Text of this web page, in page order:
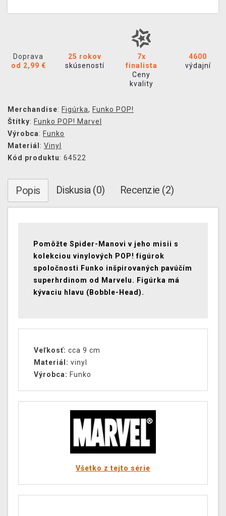
Doprava
od 2,99 €
25 rokov
skúseností
7x
finalista
Ceny
kvality
4600
výdajní
Merchandise: Figúrka, Funko POP!
Štítky: Funko POP! Marvel
Výrobca: Funko
Materiál : Vinyl
Kód produktu: 64522
Popis Diskusia (0) Recenzie (2)
Pomôžte Spider-Manovi v jeho misii s
kolekciou vinylových POP! figúrok
spoločnosti Funko inšpirovaných pavúčím
superhrdinom od Marvelu. Figúrka má
kývaciu hlavu (Bobble-Head).
Veľkosť: cca 9 cm
Materiál: vinyl
Výrobca: Funko
Všetko z tejto série